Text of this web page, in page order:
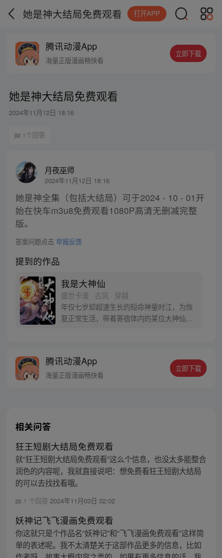
她是神大结局免费观看 打开APP
腾讯动漫App
海量正版漫画畅快看
立即下载
她是神大结局免费观看
2024年11月12日 18:16
1个回答
月夜巫师
2024年11月12日 18:16
她是神全集（包括大结局）可于2024 - 10 - 01开
始在快车m3u8免费观看1080P高清无删减完整
版。
答案问题点击 举报反馈
提到的作品
我是大神仙
盛世卡漫 · 古风 · 穿越
年仅七岁却超速生长的短命神童时江，为恢
复正常生活，带着寄宿体内的某位大神仙闯
腾讯动漫App
海量正版漫画畅快看
立即下载
相关问答
狂王短剧大结局免费观看
就“狂王短剧大结局免费观看”这么个信息，也没太多能整合
润色的内容呢，我就直接说吧：想免费看狂王短剧大结局
的可以去找找看哦。
1 个回答 2024年11月03日 02:02
妖神记飞飞漫画免费观看
你这就只是个作品名“妖神记”和“飞飞漫画免费观看”这样简
单的表述呢。我不太清楚关于这部作品更多的信息，比如